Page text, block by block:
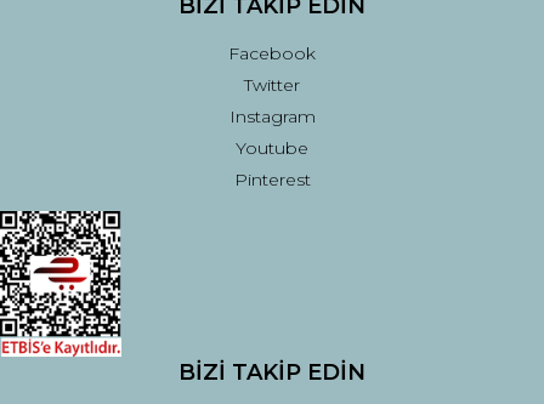
BİZİ TAKİP EDİN
Facebook
Twitter
Instagram
Youtube
Pinterest
BİZİ TAKİP EDİN